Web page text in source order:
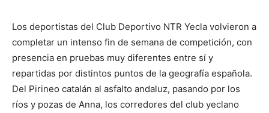
Los deportistas del Club Deportivo NTR Yecla volvieron a
completar un intenso fin de semana de competición, con
presencia en pruebas muy diferentes entre sí y
repartidas por distintos puntos de la geografía española.
Del Pirineo catalán al asfalto andaluz, pasando por los
ríos y pozas de Anna, los corredores del club yeclano